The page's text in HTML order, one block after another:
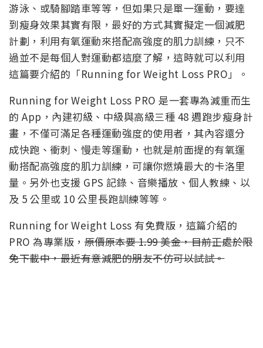
游泳、或騎腳踏車等等，但如果只是單一運動，要達
到瘦身效果其實有限，最好的方式其實擬定一個減肥
計劃，利用有氧運動來搭配高強度的肌力訓練，只不
過並不是每個人對運動都這麼了解，這時就可以利用
這篇要介紹的「Running for Weight Loss PRO」。
Running for Weight Loss PRO 是一套專為減重而生
的 App，內建初級、中級與高級三種 48 週跑步瘦身計
畫，不僅可滿足各種運動強度的使用者，其內容還分
成快跑、衝刺、慢走等運動，也就是前面提的有氧運
動搭配高強度的肌力訓練，可讓你燃燒最大的卡洛里
量。另外也支援 GPS 記錄、音樂播放、個人教練、以
及 5 公里或 10 公里長跑訓練等等。
Running for Weight Loss 有免費版，這篇介紹的
PRO 為專業版，原價原本要 1.99 美金，目前正處於限
免下載中，最近有意減肥的朋友不仿可以試試。